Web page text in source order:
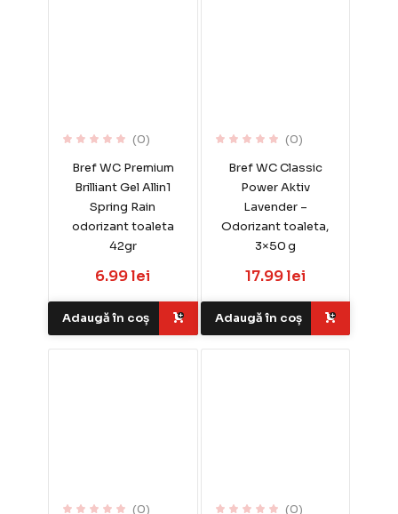
(0)
Bref WC Premium
Brilliant Gel Allin1
Spring Rain
odorizant toaleta
42gr
6.99 lei
Adaugă în coș
(0)
Bref WC Classic
Power Aktiv
Lavender –
Odorizant toaleta,
3×50 g
17.99 lei
Adaugă în coș
(0) (0)